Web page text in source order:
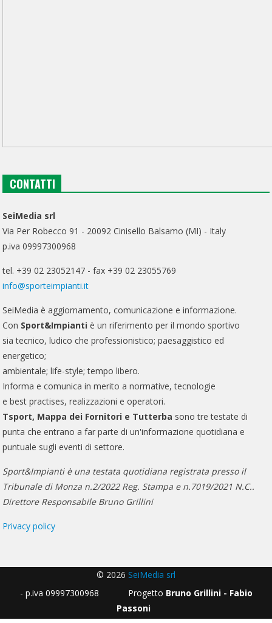
CONTATTI
SeiMedia srl
Via Per Robecco 91 - 20092 Cinisello Balsamo (MI) - Italy
p.iva 09997300968
tel. +39 02 23052147 - fax +39 02 23055769
info@sporteimpianti.it
SeiMedia è aggiornamento, comunicazione e informazione.
Con Sport&Impianti è un riferimento per il mondo sportivo
sia tecnico, ludico che professionistico; paesaggistico ed
energetico;
ambientale; life-style; tempo libero.
Informa e comunica in merito a normative, tecnologie
e best practises, realizzazioni e operatori.
Tsport, Mappa dei Fornitori e Tutterba sono tre testate di
punta che entrano a far parte di un'informazione quotidiana e
puntuale sugli eventi di settore.
Sport&Impianti è una testata quotidiana registrata presso il
Tribunale di Monza n.2/2022 Reg. Stampa e n.7019/2021 N.C..
Direttore Responsabile Bruno Grillini
Privacy policy
© 2026 SeiMedia srl
- p.iva 09997300968 Progetto Bruno Grillini - Fabio
Passoni